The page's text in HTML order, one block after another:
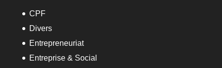
CPF
Divers
Entrepreneuriat
Entreprise & Social